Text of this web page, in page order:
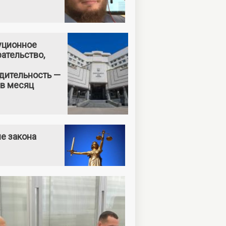
—
месяц
закона